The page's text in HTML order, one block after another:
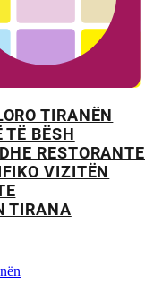
TIRANËN
TË BËSH
RESTORANTE
VIZITËN
TIRANA